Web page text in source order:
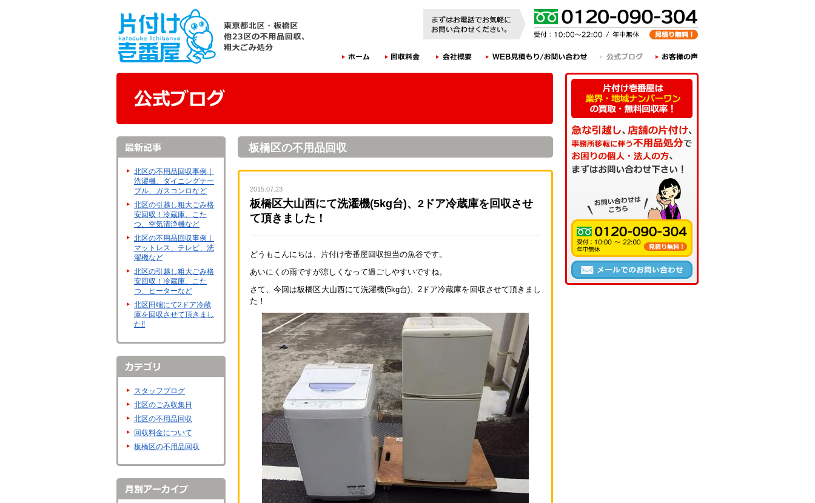
板橋区の不用品回収
2015.07.23
板橋区大山西にて洗濯機(5kg台)、2ドア冷蔵庫を回収させ
て頂きました！
どうもこんにちは、片付け壱番屋回収担当の魚谷です。
あいにくの雨ですが涼しくなって過ごしやすいですね。
さて、今回は板橋区大山西にて洗濯機(5kg台)、2ドア冷蔵庫を回収させて頂きまし
た！
北区の不用品回収事例｜
洗濯機、ダイニングテー
ブル、ガスコンロなど
北区の引越し粗大ごみ格
安回収！冷蔵庫、こた
つ、空気清浄機など
北区の不用品回収事例｜
マットレス、テレビ、洗
濯機など
北区の引越し粗大ごみ格
安回収！冷蔵庫、こた
つ、ヒーターなど
北区田端にて2ドア冷蔵
庫を回収させて頂きまし
た!!
スタッフブログ
北区のごみ収集日
北区の不用品回収
回収料金について
板橋区の不用品回収